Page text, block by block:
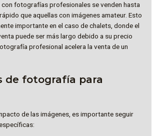
fotografías profesionales se venden hasta
que aquellas con imágenes amateur. Esto
importante en el caso de chalets, donde el
puede ser más largo debido a su precio
profesional acelera la venta de un
de fotografía para
de las imágenes, es importante seguir